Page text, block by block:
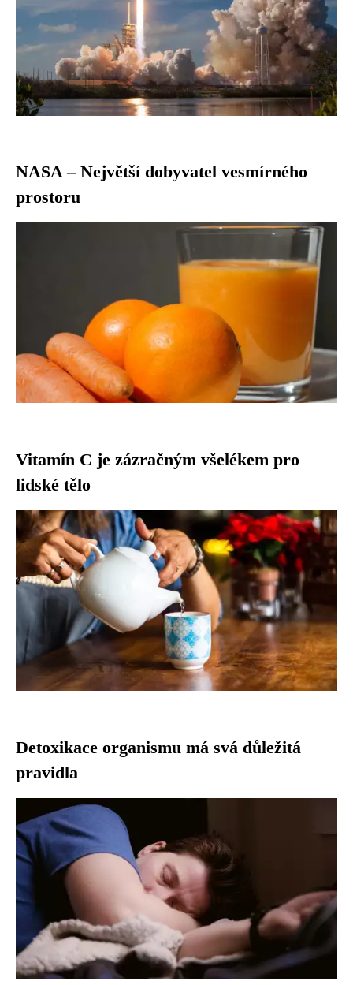
NASA – Největší dobyvatel vesmírného
prostoru
Vitamín C je zázračným všelékem pro
lidské tělo
Detoxikace organismu má svá důležitá
pravidla